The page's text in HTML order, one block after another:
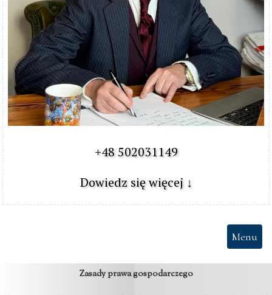
+48 502031149
Dowiedz się więcej ↓
Menu
Zasady prawa gospodarczego